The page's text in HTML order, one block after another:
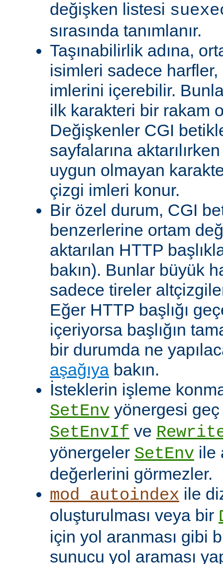
değişken listesi
sırasında tanımlanır.
Taşınabilirlik adına,
isimleri sadece
imlerini içerebilir.
ilk karakteri bir rakam
Değişkenler CGI
sayfalarına
uygun olmayan
çizgi imleri konur.
Bir özel durum, CGI
benzerlerine ortam
aktarılan HTTP
bakın). Bunlar büyük
sadece tireler
Eğer HTTP başlığı
içeriyorsa başlığın
bir durumda ne
aşağıya bakın.
İsteklerin işleme
SetEnv yönergesi geç
SetEnvIf ve
yönergeler SetEnv ile
değerlerini görmezler.
mod_autoindex ile
oluşturulması veya bir
için yol aranması gibi
sunucu yol araması